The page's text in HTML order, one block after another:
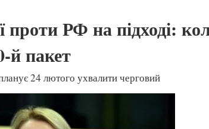
проти РФ на підході:
й пакет
24 лютого ухвалити черговий